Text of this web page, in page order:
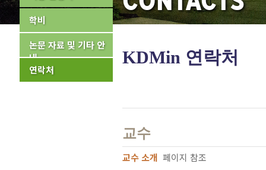
학비
논문 자료 및 기타 안
내
연락처
KDMin 연락처
교수
교수 소개 페이지 참조